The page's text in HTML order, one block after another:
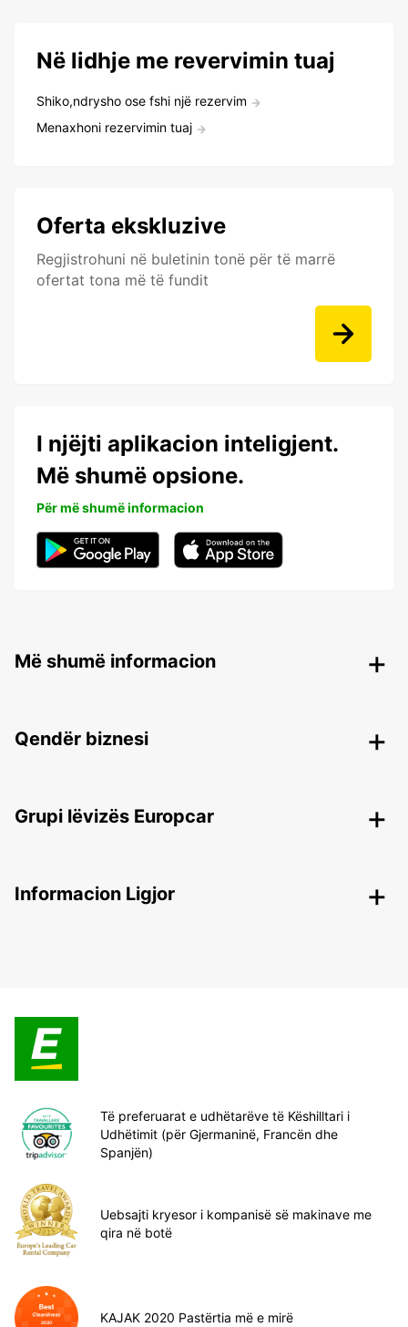
Në lidhje me revervimin tuaj
Shiko,ndrysho ose fshi një rezervim
Menaxhoni rezervimin tuaj
Oferta ekskluzive
Regjistrohuni në buletinin tonë për të marrë
ofertat tona më të fundit
I njëjti aplikacion inteligjent.
Më shumë opsione.
Për më shumë informacion
Më shumë informacion
Qendër biznesi
Grupi lëvizës Europcar
Informacion Ligjor
Të preferuarat e udhëtarëve të Këshilltari i
Udhëtimit (për Gjermaninë, Francën dhe
Spanjën)
Uebsajti kryesor i kompanisë së makinave me
qira në botë
KAJAK 2020 Pastërtia më e mirë